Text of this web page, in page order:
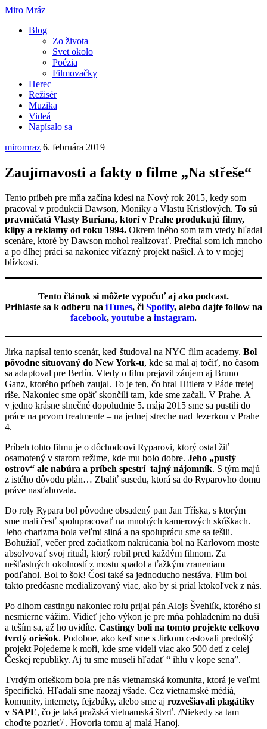
Miro Mráz
Blog
Zo života
Svet okolo
Poézia
Filmovačky
Herec
Režisér
Muzika
Videá
Napísalo sa
miromraz 6. februára 2019
Zaujímavosti a fakty o filme „Na střeše“
Tento príbeh pre mňa začína kdesi na Nový rok 2015, kedy som
pracoval v produkcii Dawson, Moniky a Vlastu Kristlových. To sú
pravnúčatá Vlasty Buriana, ktorí v Prahe produkujú filmy,
klipy a reklamy od roku 1994. Okrem iného som tam vtedy hľadal
scenáre, ktoré by Dawson mohol realizovať. Prečítal som ich mnoho
a po dlhej práci sa nakoniec víťazný projekt našiel. A to v mojej
blízkosti.
Tento článok si môžete vypočuť aj ako podcast.
Prihláste sa k odberu na iTunes, či Spotify, alebo dajte follow na
facebook, youtube a instagram.
Jirka napísal tento scenár, keď študoval na NYC film academy. Bol
pôvodne situovaný do New York-u, kde sa mal aj točiť, no časom
sa adaptoval pre Berlín. Vtedy o film prejavil záujem aj Bruno
Ganz, ktorého príbeh zaujal. To je ten, čo hral Hitlera v Páde tretej
ríše. Nakoniec sme opäť skončili tam, kde sme začali. V Prahe. A
v jedno krásne slnečné dopoludnie 5. mája 2015 sme sa pustili do
práce na prvom treatmente – na jednej streche nad Jezerkou v Prahe
4.
Príbeh tohto filmu je o dôchodcovi Ryparovi, ktorý ostal žiť
osamotený v starom režime, kde mu bolo dobre. Jeho „pustý
ostrov“ ale nabúra a príbeh spestrí tajný nájomník. S tým majú
z istého dôvodu plán… Zbaliť susedu, ktorá sa do Ryparovho domu
práve nasťahovala.
Do roly Rypara bol pôvodne obsadený pan Jan Tříska, s ktorým
sme mali česť spolupracovať na mnohých kamerových skúškach.
Jeho charizma bola veľmi silná a na spoluprácu sme sa tešili.
Bohužiaľ, večer pred začiatkom nakrúcania bol na Karlovom moste
absolvovať svoj rituál, ktorý robil pred každým filmom. Za
nešťastných okolností z mostu spadol a ťažkým zraneniam
podľahol. Bol to šok! Čosi také sa jednoducho nestáva. Film bol
takto predčasne medializovaný viac, ako by si prial ktokoľvek z nás.
Po dlhom castingu nakoniec rolu prijal pán Alojs Švehlík, ktorého si
nesmierne vážim. Vidieť jeho výkon je pre mňa pohladením na duši
a teším sa, až ho uvidíte. Castingy boli na tomto projekte celkovo
tvrdý oriešok. Podobne, ako keď sme s Jirkom castovali predošlý
projekt Pojedeme k moři, kde sme videli viac ako 500 detí z celej
Českej republiky. Aj tu sme museli hľadať “ ihlu v kope sena”.
Tvrdým orieškom bola pre nás vietnamská komunita, ktorá je veľmi
špecifická. Hľadali sme naozaj všade. Cez vietnamské médiá,
komunity, internety, fejzbúky, alebo sme aj rozvešiavali plagátiky
v SAPE, čo je taká pražská vietnamská štvrť. /Niekedy sa tam
choďte pozrieť/ . Hovoria tomu aj malá Hanoj.